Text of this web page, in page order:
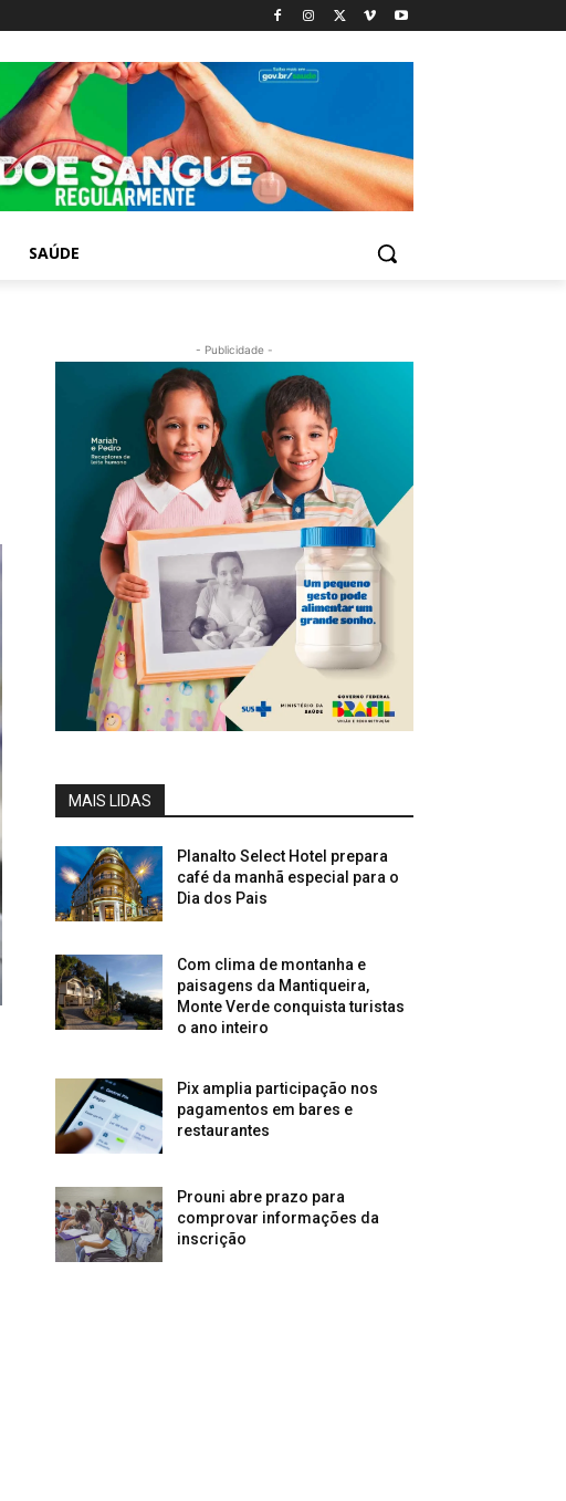
SAÚDE
- Publicidade -
MAIS LIDAS
Planalto Select Hotel prepara
café da manhã especial para o
Dia dos Pais
Com clima de montanha e
paisagens da Mantiqueira,
Monte Verde conquista turistas
o ano inteiro
Pix amplia participação nos
pagamentos em bares e
restaurantes
Prouni abre prazo para
comprovar informações da
inscrição